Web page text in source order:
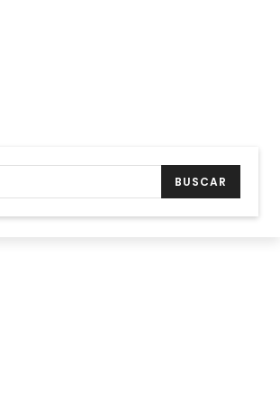
BUSCAR